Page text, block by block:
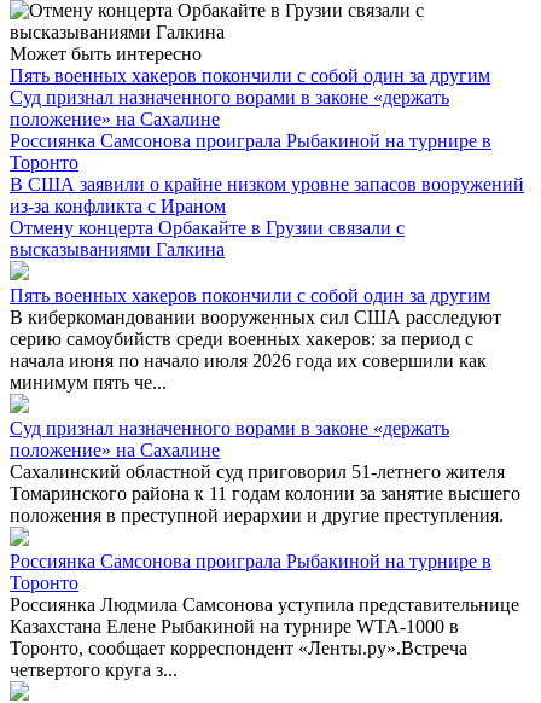
Может быть интересно
Пять военных хакеров покончили с собой один за другим
Суд признал назначенного ворами в законе «держать
положение» на Сахалине
Россиянка Самсонова проиграла Рыбакиной на турнире в
Торонто
В США заявили о крайне низком уровне запасов вооружений
из-за конфликта с Ираном
Отмену концерта Орбакайте в Грузии связали с
высказываниями Галкина
Пять военных хакеров покончили с собой один за другим
В киберкомандовании вооруженных сил США расследуют
серию самоубийств среди военных хакеров: за период с
начала июня по начало июля 2026 года их совершили как
минимум пять че...
Суд признал назначенного ворами в законе «держать
положение» на Сахалине
Сахалинский областной суд приговорил 51-летнего жителя
Томаринского района к 11 годам колонии за занятие высшего
положения в преступной иерархии и другие преступления.
Россиянка Самсонова проиграла Рыбакиной на турнире в
Торонто
Россиянка Людмила Самсонова уступила представительнице
Казахстана Елене Рыбакиной на турнире WTA-1000 в
Торонто, сообщает корреспондент «Ленты.ру».Встреча
четвертого круга з...